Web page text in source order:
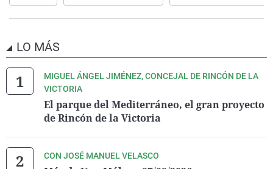
LO MÁS
MIGUEL ÁNGEL JIMÉNEZ, CONCEJAL DE RINCÓN DE LA
VICTORIA
El parque del Mediterráneo, el gran proyecto
de Rincón de la Victoria
CON JOSÉ MANUEL VELASCO